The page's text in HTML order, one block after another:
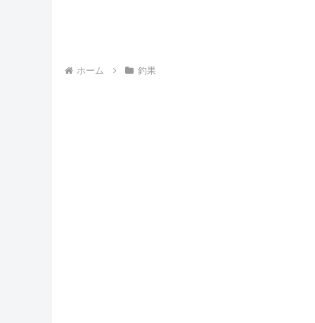
ホーム 釣果